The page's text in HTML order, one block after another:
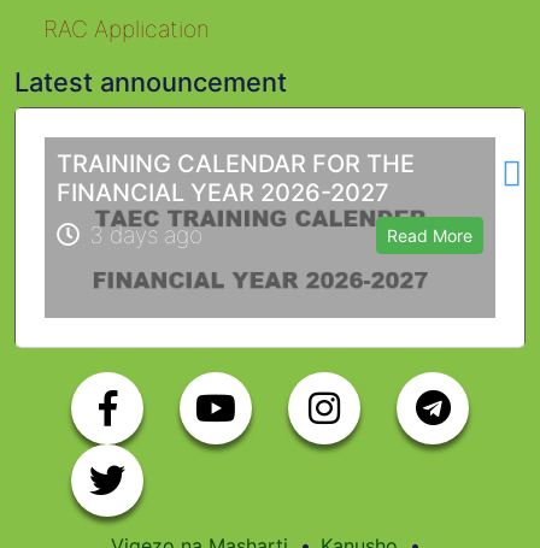
RAC Application
Latest announcement
TRAINING CALENDAR FOR THE
FINANCIAL YEAR 2026-2027
3 days ago
Read More